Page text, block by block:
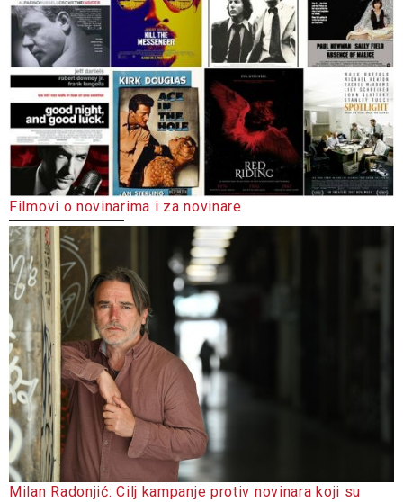
Filmovi o novinarima i za novinare
Milan Radonjić: Cilj kampanje protiv novinara koji su